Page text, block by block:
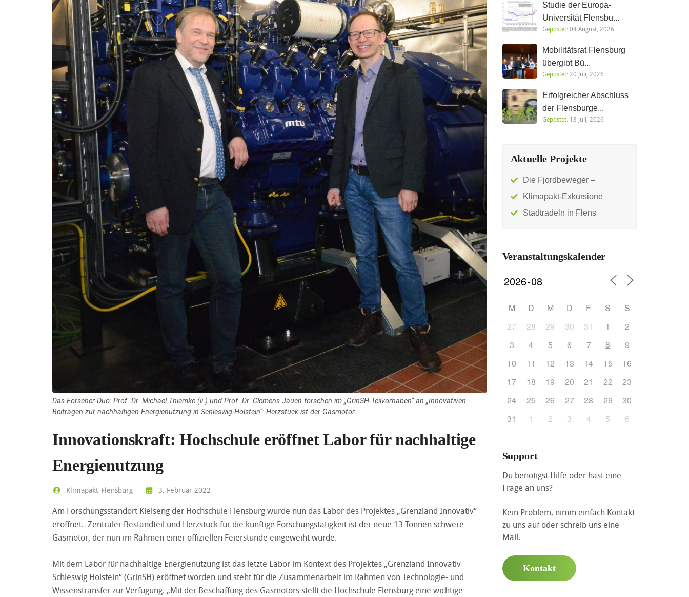
Das Forscher-Duo: Prof. Dr. Michael Thiemke (li.) und Prof. Dr. Clemens Jauch forschen im „GrinSH-Teilvorhaben“ an „Innovativen
Beiträgen zur nachhaltigen Energienutzung in Schleswig-Holstein“: Herzstück ist der Gasmotor.
Innovationskraft: Hochschule eröffnet Labor für nachhaltige
Energienutzung
Klimapakt-Flensburg 3. Februar 2022
Am Forschungsstandort Kielseng der Hochschule Flensburg wurde nun das Labor des Projektes „Grenzland Innovativ“
eröffnet. Zentraler Bestandteil und Herzstück für die künftige Forschungstätigkeit ist der neue 13 Tonnen schwere
Gasmotor, der nun im Rahmen einer offiziellen Feierstunde eingeweiht wurde.
Mit dem Labor für nachhaltige Energienutzung ist das letzte Labor im Kontext des Projektes „Grenzland Innovativ
Schleswig Holstein“ (GrinSH) eröffnet worden und steht für die Zusammenarbeit im Rahmen von Technologie- und
Wissenstransfer zur Verfügung. „Mit der Beschaffung des Gasmotors stellt die Hochschule Flensburg eine wichtige
Studie der Europa-
Universität Flensbu...
Gepostet:04 August, 2026
Mobilitätsrat Flensburg
übergibt Bü...
Gepostet:20 Juli, 2026
Erfolgreicher Abschluss
der Flensburge...
Gepostet:13 Juli, 2026
Aktuelle Projekte
Die Fjordbeweger –
Klimapakt-Exkursione
Stadtradeln in Flens
Veranstaltungskalender
M D M D F S
S
27
28 29 30 31 1
2
3
4 5 6 7 8
9
10
11 12 13 14 15
16
17
18 19 20 21 22
23
24
25 26 27 28 29
30
31
1 2 3 4 5 6
Support
Du benötigst Hilfe oder hast eine
Frage an uns?
Kein Problem, nimm einfach Kontakt
zu uns auf oder schreib uns eine
Mail.
Kontakt